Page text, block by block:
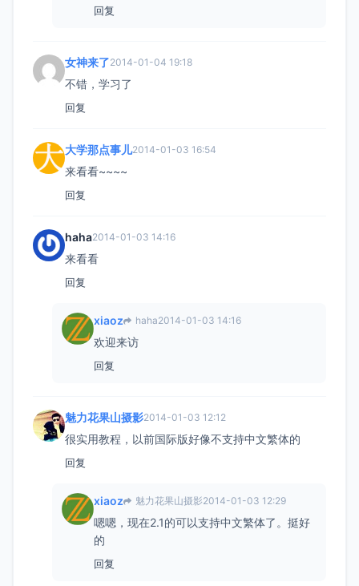
回复
女神来了2014-01-04 19:18
不错，学习了
回复
大学那点事儿2014-01-03 16:54
来看看~~~~
回复
haha2014-01-03 14:16
来看看
回复
xiaoz haha2014-01-03 14:16
欢迎来访
回复
魅力花果山摄影2014-01-03 12:12
很实用教程，以前国际版好像不支持中文繁体的
回复
xiaoz 魅力花果山摄影2014-01-03 12:29
嗯嗯，现在2.1的可以支持中文繁体了。挺好
的
回复